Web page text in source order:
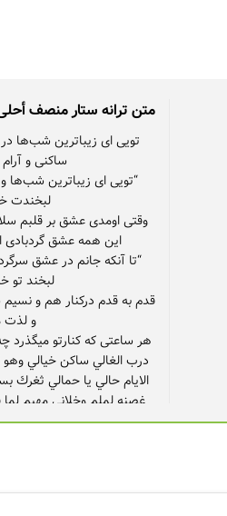
متن ترانه ستار منصف
تویی ای زیباترین شب‌ها
“تویی ای زیباترین شب‌ها
وقتی اومدی عشق بر قلبم
“تا آنکه جانم در عشق
قدم به قدم درکنار هم و
هر ساعتی که کنارتو میگذرد
درب الغالي ساكن خيالي وهو
الايام حالي يا حمالي
غصنه لملم وخلاني مهيم
حالي ثغرك بسام حتی با